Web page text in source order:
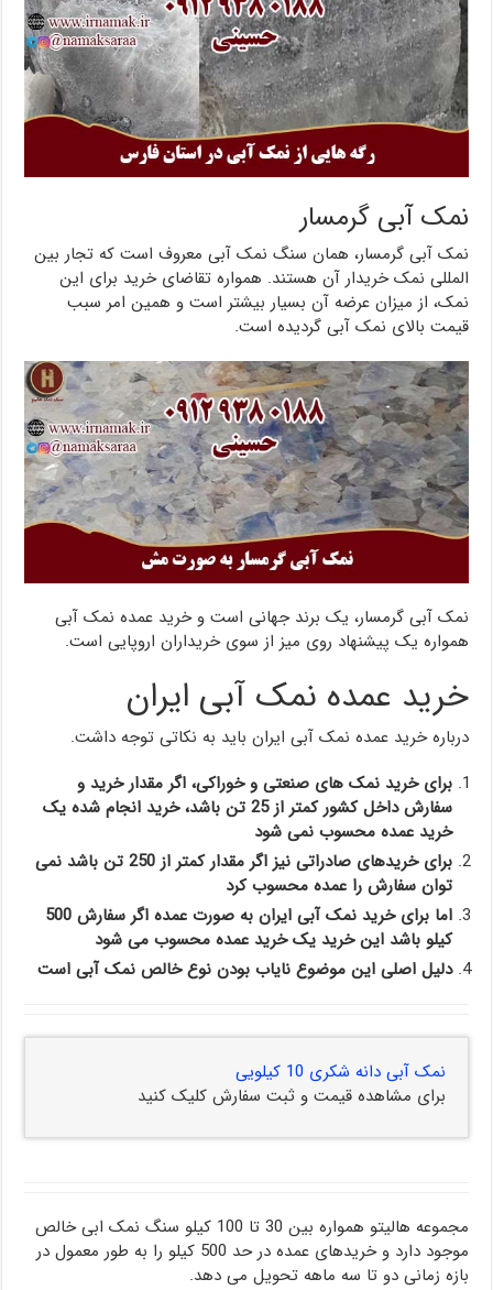
نمک آبی گرمسار
نمک آبی گرمسار، همان سنگ نمک آبی معروف است که تجار بین
المللی نمک خریدار آن هستند. همواره تقاضای خرید برای این
نمک، از میزان عرضه آن بسیار بیشتر است و همین امر سبب
قیمت بالای نمک آبی گردیده است.
نمک آبی گرمسار، یک برند جهانی است و خرید عمده نمک آبی
همواره یک پیشنهاد روی میز از سوی خریداران اروپایی است.
خرید عمده نمک آبی ایران
درباره خرید عمده نمک آبی ایران باید به نکاتی توجه داشت.
برای خرید نمک های صنعتی و خوراکی، اگر مقدار خرید و
سفارش داخل کشور کمتر از 25 تن باشد، خرید انجام شده یک
خرید عمده محسوب نمی شود
برای خریدهای صادراتی نیز اگر مقدار کمتر از 250 تن باشد نمی
توان سفارش را عمده محسوب کرد
اما برای خرید نمک آبی ایران به صورت عمده اگر سفارش 500
کیلو باشد این خرید یک خرید عمده محسوب می شود
دلیل اصلی این موضوع نایاب بودن نوع خالص نمک آبی است
نمک آبی دانه شکری 10 کیلویی
برای مشاهده قیمت و ثبت سفارش کلیک کنید
مجموعه هالیتو همواره بین 30 تا 100 کیلو سنگ نمک ابی خالص
موجود دارد و خریدهای عمده در حد 500 کیلو را به طور معمول در
بازه زمانی دو تا سه ماهه تحویل می دهد.